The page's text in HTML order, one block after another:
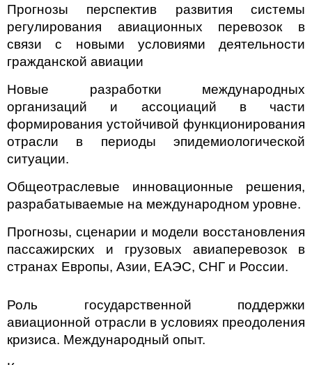
Прогнозы перспектив развития системы
регулирования авиационных перевозок в
связи с новыми условиями деятельности
гражданской авиации
Новые разработки международных
организаций и ассоциаций в части
формирования устойчивой функционирования
отрасли в периоды эпидемиологической
ситуации.
Общеотраслевые инновационные решения,
разрабатываемые на международном уровне.
Прогнозы, сценарии и модели восстановления
пассажирских и грузовых авиаперевозок в
странах Европы, Азии, ЕАЭС, СНГ и России.
Роль государственной поддержки
авиационной отрасли в условиях преодоления
кризиса. Международный опыт.